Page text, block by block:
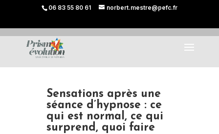
06 83 55 80 61 norbert.mestre@pefc.fr
Sensations après une
séance d’hypnose : ce
qui est normal, ce qui
surprend, quoi faire